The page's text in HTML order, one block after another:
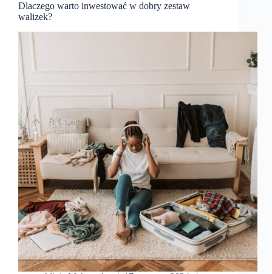
Dlaczego warto inwestować w dobry zestaw
walizek?